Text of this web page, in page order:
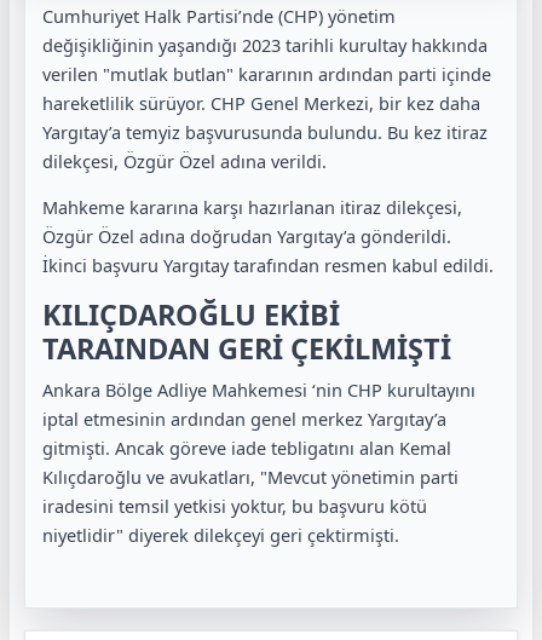
Cumhuriyet Halk Partisi’nde (CHP) yönetim
değişikliğinin yaşandığı 2023 tarihli kurultay hakkında
verilen "mutlak butlan" kararının ardından parti içinde
hareketlilik sürüyor. CHP Genel Merkezi, bir kez daha
Yargıtay’a temyiz başvurusunda bulundu. Bu kez itiraz
dilekçesi, Özgür Özel adına verildi.
Mahkeme kararına karşı hazırlanan itiraz dilekçesi,
Özgür Özel adına doğrudan Yargıtay’a gönderildi.
İkinci başvuru Yargıtay tarafından resmen kabul edildi.
KILIÇDAROĞLU EKİBİ
TARAINDAN GERİ ÇEKİLMİŞTİ
Ankara Bölge Adliye Mahkemesi ‘nin CHP kurultayını
iptal etmesinin ardından genel merkez Yargıtay’a
gitmişti. Ancak göreve iade tebligatını alan Kemal
Kılıçdaroğlu ve avukatları, "Mevcut yönetimin parti
iradesini temsil yetkisi yoktur, bu başvuru kötü
niyetlidir" diyerek dilekçeyi geri çektirmişti.